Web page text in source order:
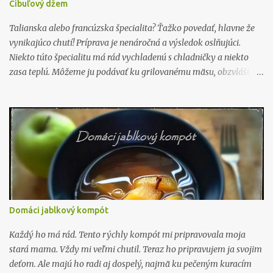
tu ), gaštanové pyré, bielok na potretie a cukor na posypanie
tyčiniek Tyčinky ja potieram len bielkom. Postup: Cesto rozložíme
alebo...
Cibuľový džem
Talianska alebo francúzska špecialita? Ťažko povedať, hlavne že
vynikajúco chutí! Príprava je nenáročná a výsledok oslňujúci.
Niekto túto špecialitu má rád vychladenú s chladničky a niekto
zasa teplú. Môžeme ju podávať ku grilovanému mäsu, obzvlášť je
budeme potrebovať: 500 g červenej cibule 500 ml červeného vína
120 ml medu 120 ml oleja 120 ml červeného vínneho octu 1 citrón
(najlepšie Bio, lebo budeme pridávať aj kôru.) soľ a mleté čierne
korenie Postup: V hrnci (taký kde sa nám to nepripáli) si
zohrejeme olej a pridáme na kolieska nakrájanú cibuľu. Pridáme
soľ a korenie, varíme na strednom ohni cca 5 minút. (V pôvodnom
recepte sa píše 3 až 5, ale tých 5 minút treba.) Prilejeme víno a
varíme odkryté až dovtedy keď sa nám víno skoro úplne neodparí.
(Chvíľku to trvá.) V ďalšom hrnci si povaríme med, približne 3
minú...
Domáci jablkový kompót
Každý ho má rád. Tento rýchly kompót mi pripravovala moja
stará mama. Vždy mi veľmi chutil. Teraz ho pripravujem ja svojim
deťom. Ale majú ho radi aj dospelý, najmä ku pečeným kuracím